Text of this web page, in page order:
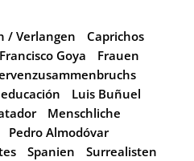
/ Verlangen
Caprichos
Francisco Goya
Frauen
Luis Buñuel
Menschliche
Pedro Almodóvar
Spanien
Surrealisten